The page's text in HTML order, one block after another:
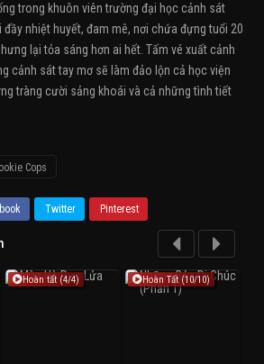
trong khuôn viên trường đại học cảnh sát
nhiệt huyết, đam mê, nơi chứa đựng tuổi 20
lại tỏa sáng hơn ai hết. Tấm vé xuất cảnh
cảnh sát tay mơ sẽ làm đảo lộn cả học viện
tràng cười sảng khoái và cả những tình tiết
Cops
Twitter Pinterest
Hoàn tất (4/4) Hoàn Tất (10/10)